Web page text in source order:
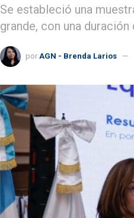
Se estableció una
grande, con una duración
por AGN - Brenda Larios